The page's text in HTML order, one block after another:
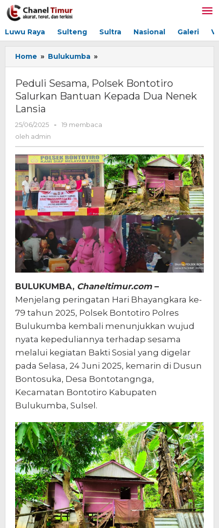
Lewati
ke
Luwu Raya Sulteng Sultra Nasional Galeri
Home » Bulukumba »
Sesama,
Bontotiro
Salurkan
Dua
Lansia
Peduli Sesama, Polsek Bontotiro
Salurkan Bantuan Kepada Dua Nenek
Lansia
25/06/2025
oleh
-
19 membaca
oleh admin
BULUKUMBA, Chaneltimur.com–
Menjelang peringatan Hari Bhayangkara ke-
79 tahun 2025, Polsek Bontotiro Polres
Bulukumba kembali menunjukkan wujud
nyata kepeduliannya terhadap sesama
melalui kegiatan Bakti Sosial yang digelar
pada Selasa, 24 Juni 2025, kemarin di Dusun
Bontosuka, Desa Bontotangnga,
Kecamatan Bontotiro Kabupaten
Bulukumba, Sulsel.